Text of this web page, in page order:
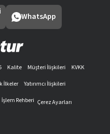
WhatsApp
Kalite Müşteri İlişkileri
KVKK
İlkeler
Yatırımcı İlişkileri
İşlem Rehberi Çerez Ayarları